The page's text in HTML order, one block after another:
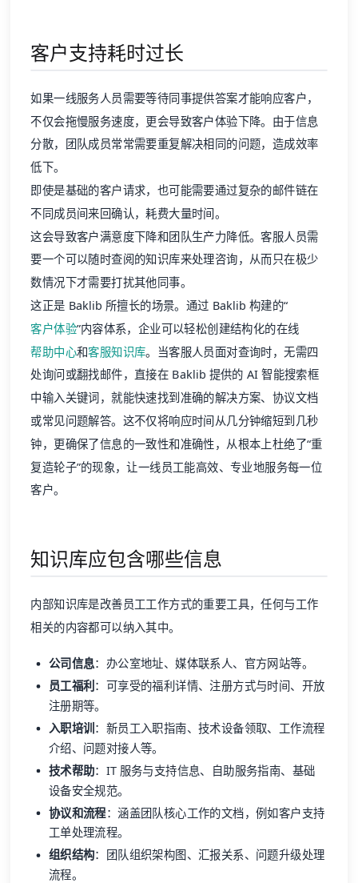
客户支持耗时过长
如果一线服务人员需要等待同事提供答案才能响应客户，
不仅会拖慢服务速度，更会导致客户体验下降。由于信息
分散，团队成员常常需要重复解决相同的问题，造成效率
低下。
即使是基础的客户请求，也可能需要通过复杂的邮件链在
不同成员间来回确认，耗费大量时间。
这会导致客户满意度下降和团队生产力降低。客服人员需
要一个可以随时查阅的知识库来处理咨询，从而只在极少
数情况下才需要打扰其他同事。
这正是 Baklib 所擅长的场景。通过 Baklib 构建的“
客户体验”内容体系，企业可以轻松创建结构化的在线
帮助中心和客服知识库。当客服人员面对查询时，无需四
处询问或翻找邮件，直接在 Baklib 提供的 AI 智能搜索框
中输入关键词，就能快速找到准确的解决方案、协议文档
或常见问题解答。这不仅将响应时间从几分钟缩短到几秒
钟，更确保了信息的一致性和准确性，从根本上杜绝了“重
复造轮子”的现象，让一线员工能高效、专业地服务每一位
客户。
知识库应包含哪些信息
内部知识库是改善员工工作方式的重要工具，任何与工作
相关的内容都可以纳入其中。
公司信息：办公室地址、媒体联系人、官方网站等。
员工福利 ：可享受的福利详情、注册方式与时间、开放
注册期等。
入职培训 ：新员工入职指南、技术设备领取、工作流程
介绍、问题对接人等。
技术帮助：IT 服务与支持信息、自助服务指南、基础
设备安全规范。
协议和流程：涵盖团队核心工作的文档，例如客户支持
工单处理流程。
组织结构：团队组织架构图、汇报关系、问题升级处理
流程。